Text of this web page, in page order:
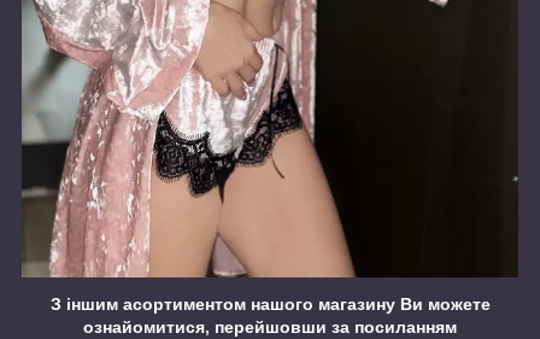
З іншим асортиментом нашого магазину Ви можете
ознайомитися, перейшовши за посиланням